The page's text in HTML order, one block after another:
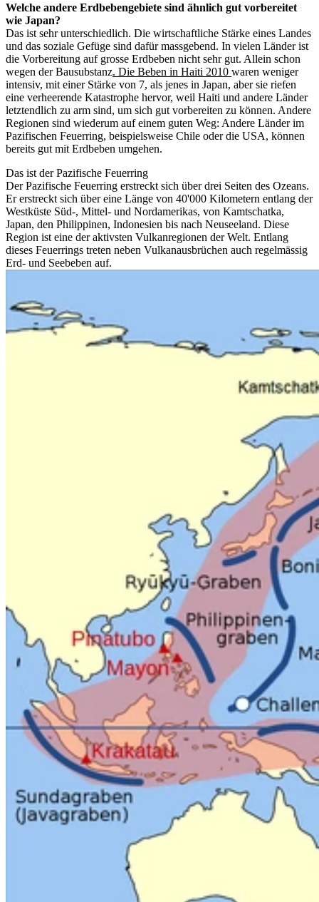
Welche andere Erdbebengebiete sind ähnlich gut vorbereitet
wie Japan?
Das ist sehr unterschiedlich. Die wirtschaftliche Stärke eines Landes
und das soziale Gefüge sind dafür massgebend. In vielen Länder ist
die Vorbereitung auf grosse Erdbeben nicht sehr gut. Allein schon
wegen der Bausubstanz. Die Beben in Haiti 2010 waren weniger
intensiv, mit einer Stärke von 7, als jenes in Japan, aber sie riefen
eine verheerende Katastrophe hervor, weil Haiti und andere Länder
letztendlich zu arm sind, um sich gut vorbereiten zu können. Andere
Regionen sind wiederum auf einem guten Weg: Andere Länder im
Pazifischen Feuerring, beispielsweise Chile oder die USA, können
bereits gut mit Erdbeben umgehen.
Das ist der Pazifische Feuerring
Der Pazifische Feuerring erstreckt sich über drei Seiten des Ozeans.
Er erstreckt sich über eine Länge von 40'000 Kilometern entlang der
Westküste Süd-, Mittel- und Nordamerikas, von Kamtschatka,
Japan, den Philippinen, Indonesien bis nach Neuseeland. Diese
Region ist eine der aktivsten Vulkanregionen der Welt. Entlang
dieses Feuerrings treten neben Vulkanausbrüchen auch regelmässig
Erd- und Seebeben auf.